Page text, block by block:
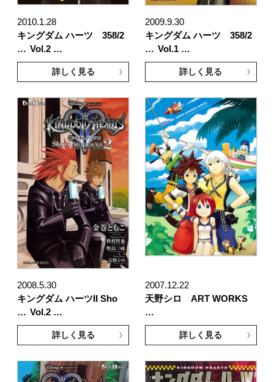
2010.1.28
キングダム ハーツ 358/2
… Vol.2 …
詳しく見る
2009.9.30
キングダム ハーツ 358/2
… Vol.1 …
詳しく見る
2008.5.30
キングダム ハーツII Sho
… Vol.2 …
詳しく見る
2007.12.22
天野シロ ART WORKS
…
詳しく見る